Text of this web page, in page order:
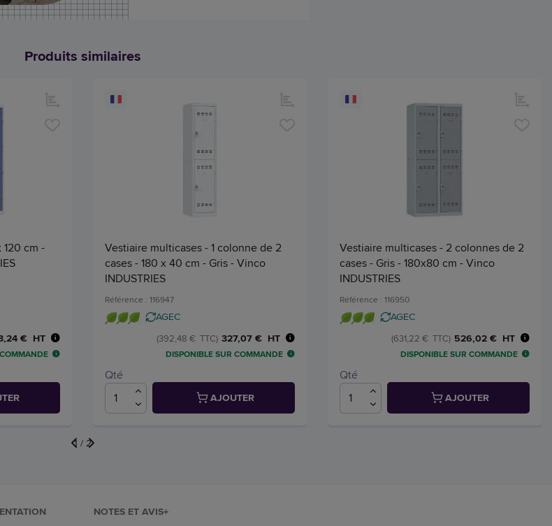
Produits similaires
cm -
€ HT
Vestiaire multicases - 1 colonne de 2
cases - 180 x 40 cm - Gris - Vinco
INDUSTRIES
Référence : 116947
AGEC
327,07 € HT
(392,48 € TTC)
DISPONIBLE SUR COMMANDE
Qté
AJOUTER
Vestiaire multicases - 2 colonnes de 2
cases - Gris - 180x80 cm - Vinco
INDUSTRIES
Référence : 116950
AGEC
526,02 € HT
(631,22 € TTC)
DISPONIBLE SUR COMMANDE
Qté
AJOUTER
1 / 2
NOTES ET AVIS+